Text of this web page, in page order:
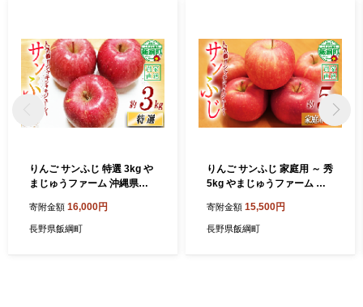
りんご サンふじ 特選 3kg や
まじゅうファーム 沖縄県へ
頃から2026年12月下旬頃ま
で順次発送予定 令和8年度収
寄附金額 16,000円
長野県飯綱町
りんご サンふじ 家庭用 ～ 秀
5kg やまじゅうファーム 沖
月中旬頃から2026年12月下
旬頃まで順次発送予定 令和8
寄附金額 15,500円
長野県飯綱町